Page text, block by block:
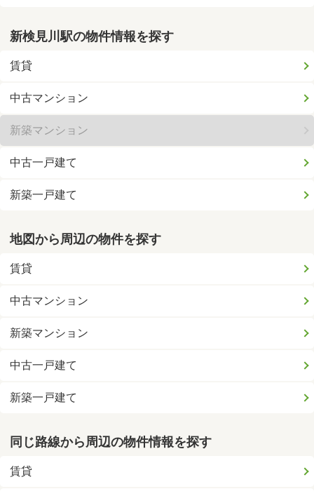
新検見川駅の物件情報を探す
賃貸
中古マンション
新築マンション
中古一戸建て
新築一戸建て
地図から周辺の物件を探す
賃貸
中古マンション
新築マンション
中古一戸建て
新築一戸建て
同じ路線から周辺の物件情報を探す
賃貸